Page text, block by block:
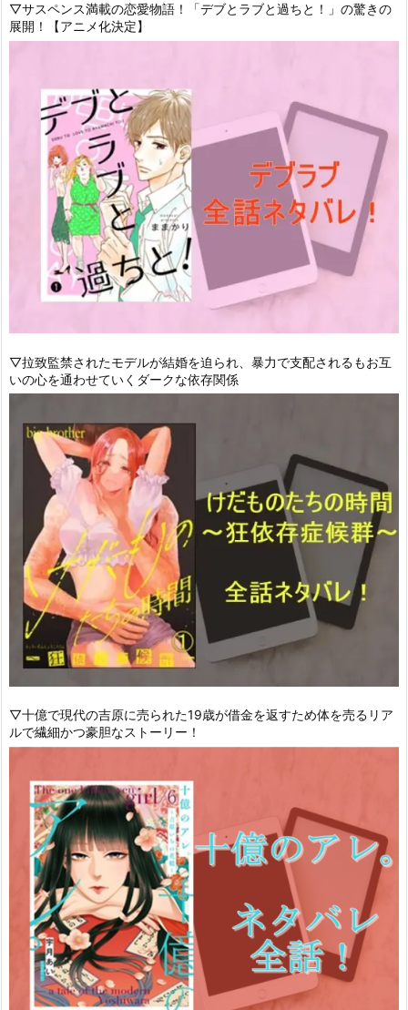
▽サスペンス満載の恋愛物語！「デブとラブと過ちと！」の驚きの
展開！【アニメ化決定】
▽拉致監禁されたモデルが結婚を迫られ、暴力で支配されるもお互
いの心を通わせていくダークな依存関係
▽十億で現代の吉原に売られた19歳が借金を返すため体を売るリア
ルで繊細かつ豪胆なストーリー！